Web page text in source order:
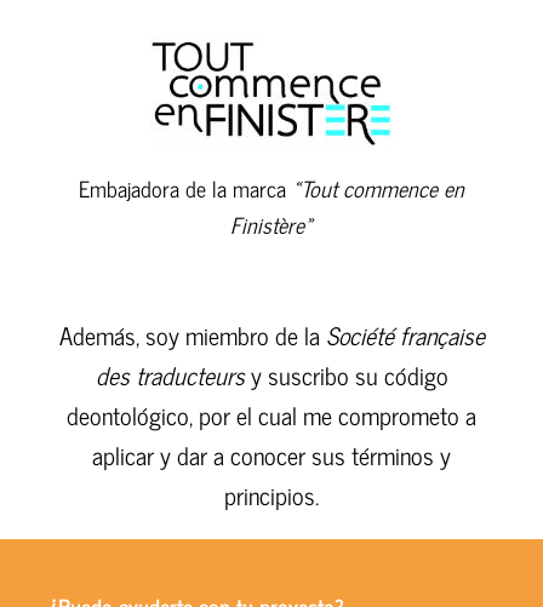
Embajadora de la marca «Tout commence en
Finistère»
Además, soy miembro de laSociété française
des traducteursy suscribo su código
deontológico, por el cual me comprometo a
aplicar y dar a conocer sus términos y
principios.